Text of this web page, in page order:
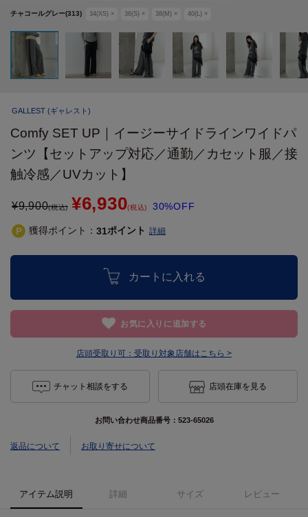
チャコールグレー(313) 34(XS) × 36(S) × 38(M) × 40(L) ×
GALLEST (ギャレスト)
Comfy SET UP｜イージーサイドラインワイドパ
ンツ【セットアップ対応／通勤／カセット服／接
触冷感／UVカット】
¥9,900(税込) ¥6,930(税込) 30%OFF
獲得ポイント： 31ポイント 詳細
カートに入れる
お気に入りに追加する
店頭受取り可： 受取り対象店舗はこちら >
チャット相談をする 店頭在庫を見る
お問い合わせ商品番号： 523-65026
返品について お取り寄せについて
アイテム説明 詳細 サイズ レビュー